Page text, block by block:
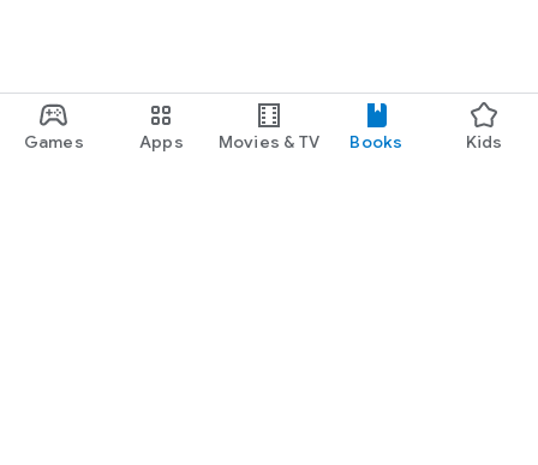
Games Apps Movies & TV Books Kids